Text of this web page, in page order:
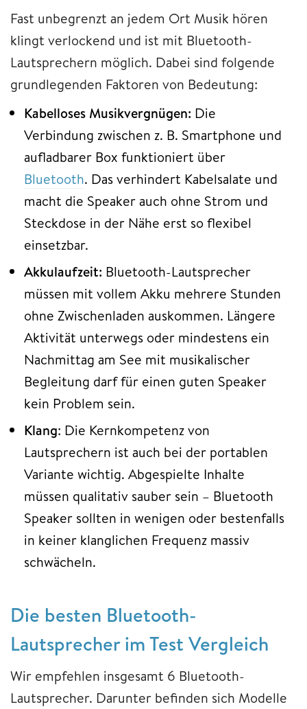
Fast unbegrenzt an jedem Ort Musik hören
klingt verlockend und ist mit Bluetooth-
Lautsprechern möglich. Dabei sind folgende
grundlegenden Faktoren von Bedeutung:
Kabelloses Musikvergnügen: Die
Verbindung zwischen z. B. Smartphone und
aufladbarer Box funktioniert über
Bluetooth. Das verhindert Kabelsalate und
macht die Speaker auch ohne Strom und
Steckdose in der Nähe erst so flexibel
einsetzbar.
Akkulaufzeit: Bluetooth-Lautsprecher
müssen mit vollem Akku mehrere Stunden
ohne Zwischenladen auskommen. Längere
Aktivität unterwegs oder mindestens ein
Nachmittag am See mit musikalischer
Begleitung darf für einen guten Speaker
kein Problem sein.
Klang: Die Kernkompetenz von
Lautsprechern ist auch bei der portablen
Variante wichtig. Abgespielte Inhalte
müssen qualitativ sauber sein – Bluetooth
Speaker sollten in wenigen oder bestenfalls
in keiner klanglichen Frequenz massiv
schwächeln.
Die besten Bluetooth-
Lautsprecher im Test Vergleich
Wir empfehlen insgesamt 6 Bluetooth-
Lautsprecher. Darunter befinden sich Modelle